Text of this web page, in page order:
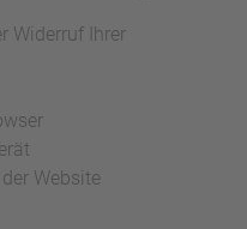
Widerruf Ihrer
Website